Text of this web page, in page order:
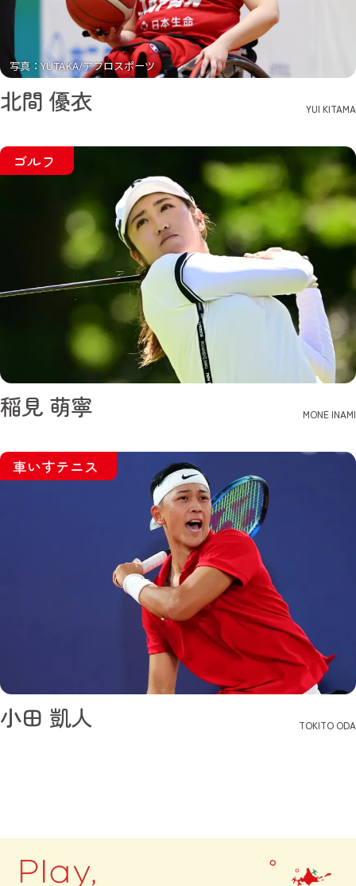
写真：YUTAKA/アフロスポーツ
北間 優衣 YUI KITAMA
ゴルフ
稲見 萌寧 MONE INAMI
車いすテニス
小田 凱人 TOKITO ODA